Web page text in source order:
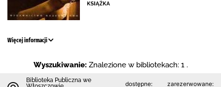
Więcej informacji
Wyszukiwanie: Znalezione w bibliotekach: 1 .
Biblioteka Publiczna we
dostępne: zarezerwowane: